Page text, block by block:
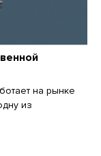
на рынке
из